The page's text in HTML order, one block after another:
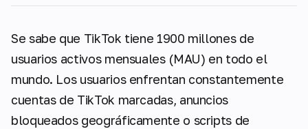
Se sabe que TikTok tiene 1900 millones de
usuarios activos mensuales (MAU) en todo el
mundo. Los usuarios enfrentan constantemente
cuentas de TikTok marcadas, anuncios
bloqueados geográficamente o scripts de